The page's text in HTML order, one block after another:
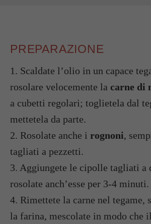
PREPARAZIONE
1. Scaldate l’olio in un capace
rosolare velocemente la carne di
a cubetti regolari; toglietela dal
mettetela da parte.
2. Rosolate anche i rognoni,
tagliati a pezzetti.
3. Aggiungete le cipolle tagliati a
rosolate anch’esse per 3-4 minuti.
4. Rimettete la carne nel tegame,
la farina, mescolate in modo che